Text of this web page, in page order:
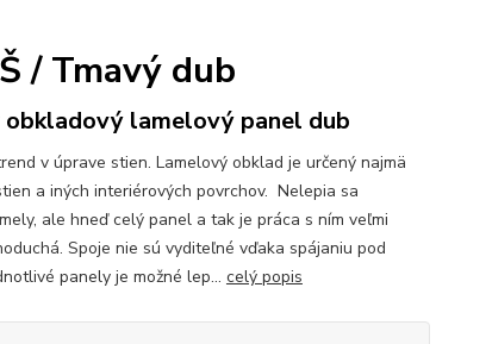
/ Tmavý dub
obkladový lamelový panel dub
v úprave stien. Lamelový obklad je určený najmä
a iných interiérových povrchov. Nelepia sa
ale hneď celý panel a tak je práca s ním veľmi
Spoje nie sú vyditeľné vďaka spájaniu pod
panely je možné lep... celý popis